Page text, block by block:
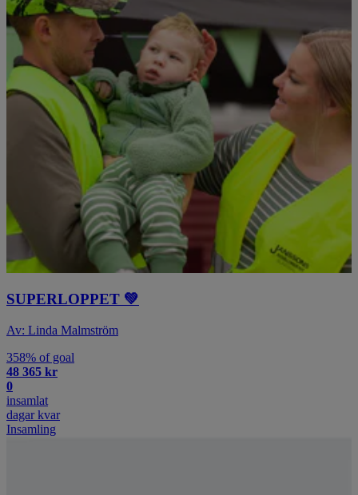
SUPERLOPPET 💚
Av: Linda Malmström
358% of goal
48 365 kr
0
insamlat
dagar kvar
Insamling